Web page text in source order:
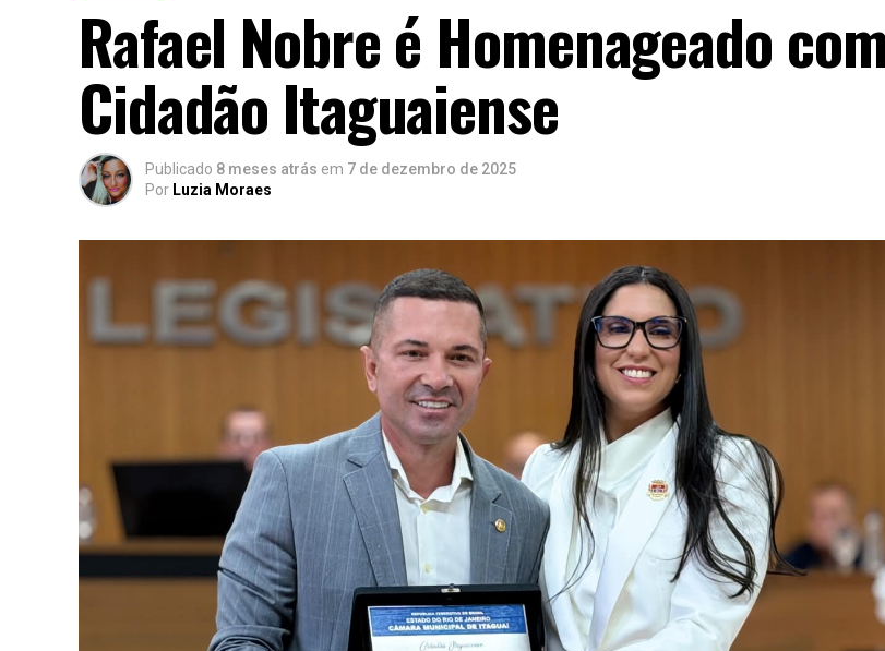
Rafael Nobre é Homenageado
Cidadão Itaguaiense
Publicado 8 meses atrás em 7 de dezembro de 2025
Por Luzia Moraes